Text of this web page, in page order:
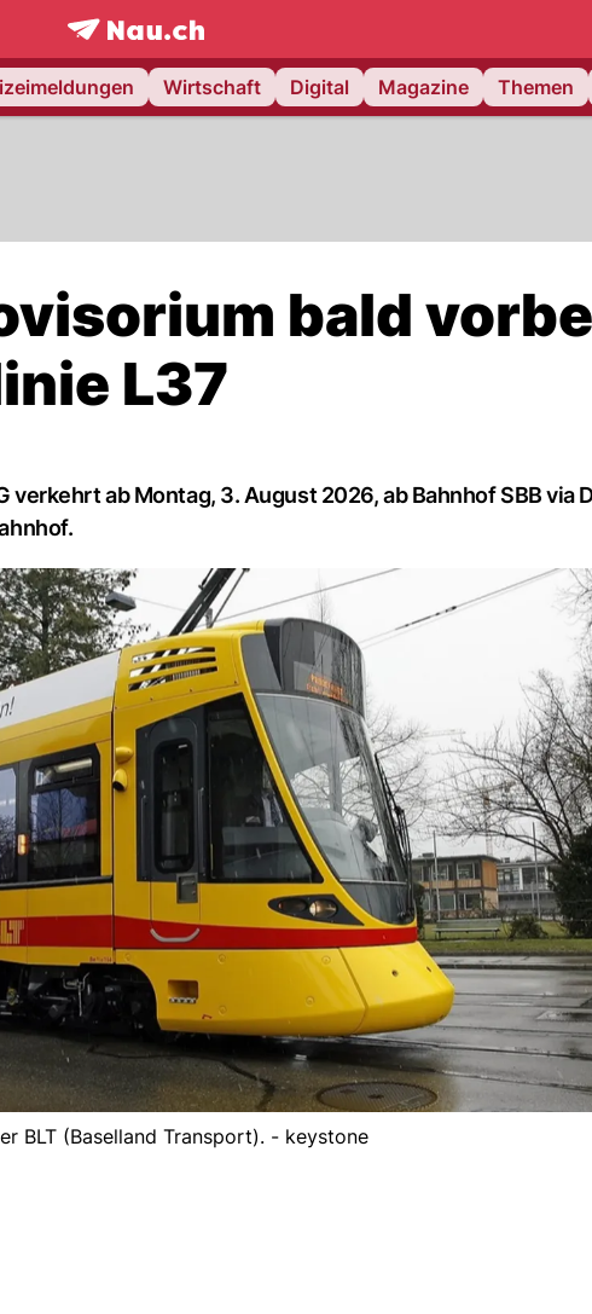
frontpage.NAU.ch
Wirtschaft Digital Magazine Themen
bald
L37
verkehrt ab Montag, 3. August 2026, ab Bahnhof SBB via
BLT (Baselland Transport). - keystone